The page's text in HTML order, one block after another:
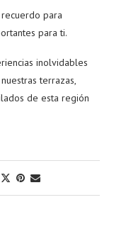
para
para ti.
inolvidables
terrazas,
de esta región